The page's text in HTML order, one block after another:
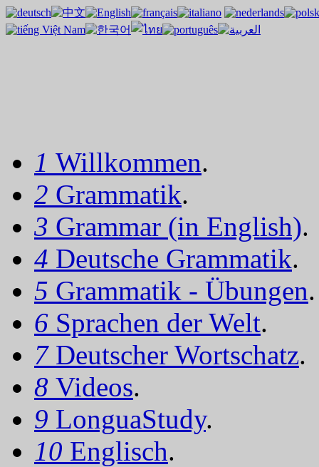
1 Willkommen.
2 Grammatik.
3 Grammar (in English).
4 Deutsche Grammatik.
5 Grammatik - Übungen.
6 Sprachen der Welt.
7 Deutscher Wortschatz.
8 Videos.
9 LonguaStudy.
10 Englisch.